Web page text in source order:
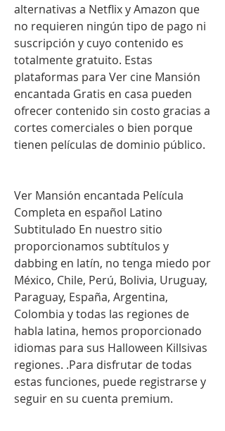
alternativas a Netflix y Amazon que
no requieren ningún tipo de pago ni
suscripción y cuyo contenido es
totalmente gratuito. Estas
plataformas para Ver cine Mansión
encantada Gratis en casa pueden
ofrecer contenido sin costo gracias a
cortes comerciales o bien porque
tienen películas de dominio público.
Ver Mansión encantada Película
Completa en español Latino
Subtitulado En nuestro sitio
proporcionamos subtítulos y
dabbing en latín, no tenga miedo por
México, Chile, Perú, Bolivia, Uruguay,
Paraguay, España, Argentina,
Colombia y todas las regiones de
habla latina, hemos proporcionado
idiomas para sus Halloween Killsivas
regiones. .Para disfrutar de todas
estas funciones, puede registrarse y
seguir en su cuenta premium.